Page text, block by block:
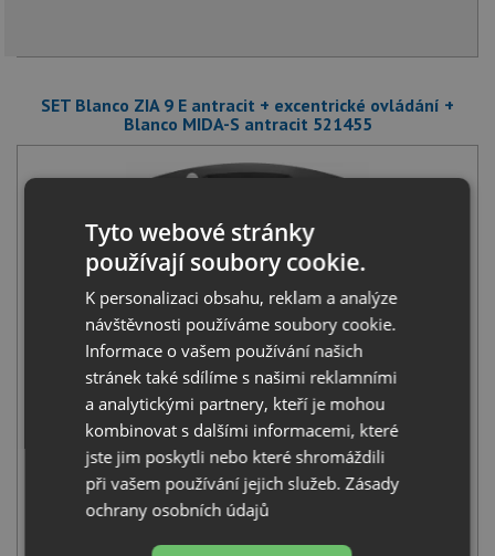
SET Blanco ZIA 9 E antracit + excentrické ovládání +
Blanco MIDA-S antracit 521455
Blanco ZIA 9 E antracit + excentrické ovládání
9 351 Kčs DPH
+
Tyto webové stránky
používají soubory cookie.
K personalizaci obsahu, reklam a analýze
návštěvnosti používáme soubory cookie.
Informace o vašem používání našich
stránek také sdílíme s našimi reklamními
a analytickými partnery, kteří je mohou
kombinovat s dalšími informacemi, které
jste jim poskytli nebo které shromáždili
při vašem používání jejich služeb.Zásady
ochrany osobních údajů